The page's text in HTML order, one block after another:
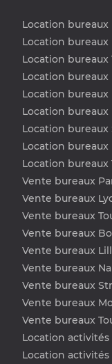
Location bureaux
Location bureaux
Location bureaux
Location bureaux
Location bureaux
Location bureaux
Location bureaux
Location
Location bureaux
Vente bureaux
Vente bureaux
Vente bureaux
Vente bureaux
Vente bureaux
Vente bureaux
Vente bureaux
Vente bureaux
Vente bureaux
Location activités
Location activités